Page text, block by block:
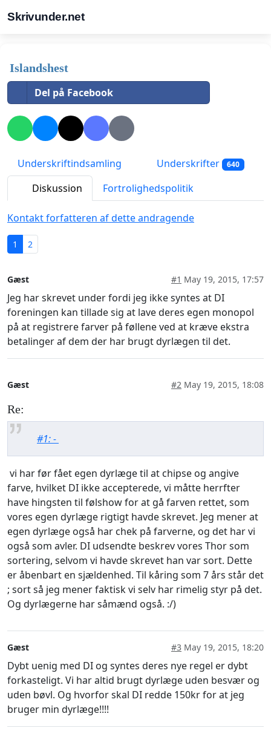
Skrivunder.net
Islandshest
Del på Facebook
Underskriftindsamling Underskrifter 640
Diskussion Fortrolighedspolitik
Kontakt forfatteren af dette andragende
1 2
Gæst #1 May 19, 2015, 17:57
Jeg har skrevet under fordi jeg ikke syntes at DI
foreningen kan tillade sig at lave deres egen monopol
på at registrere farver på føllene ved at kræve ekstra
betalinger af dem der har brugt dyrlægen til det.
Gæst #2 May 19, 2015, 18:08
Re:
#1: -
vi har før fået egen dyrlæge til at chipse og angive
farve, hvilket DI ikke accepterede, vi måtte herrfter
have hingsten til følshow for at gå farven rettet, som
vores egen dyrlæge rigtigt havde skrevet. Jeg mener at
egen dyrlæge også har chek på farverne, og det har vi
også som avler. DI udsendte beskrev vores Thor som
sortering, selvom vi havde skrevet han var sort. Dette
er åbenbart en sjældenhed. Til kåring som 7 års står det
; sort så jeg mener faktisk vi selv har rimelig styr på det.
Og dyrlægerne har såmænd også. :/)
Gæst #3 May 19, 2015, 18:20
Dybt uenig med DI og syntes deres nye regel er dybt
forkasteligt. Vi har altid brugt dyrlæge uden besvær og
uden bøvl. Og hvorfor skal DI redde 150kr for at jeg
bruger min dyrlæge!!!!